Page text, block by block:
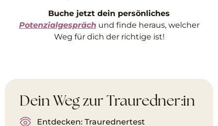
Buche jetzt dein persönliches
Potenzialgespräch und finde heraus, welcher
Weg für dich der richtige ist!
Dein Weg zur Trauredner:in
Entdecken: Traurednertest